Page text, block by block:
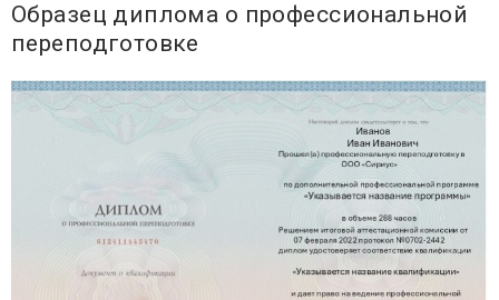
Образец диплома о профессиональной
переподготовке